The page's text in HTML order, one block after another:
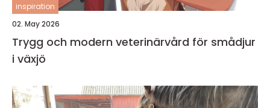
inspiration
02. May 2026
Trygg och modern veterinärvård för smådjur
i växjö